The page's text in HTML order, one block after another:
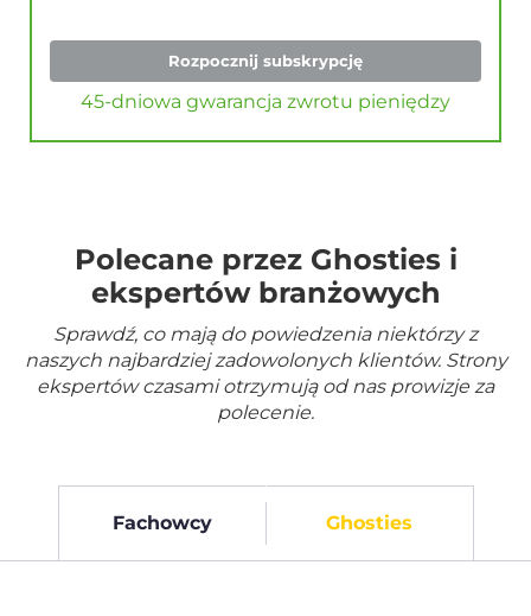
Rozpocznij subskrypcję
45-dniowa gwarancja zwrotu pieniędzy
Polecane przez Ghosties i
ekspertów branżowych
Sprawdź, co mają do powiedzenia niektórzy z
naszych najbardziej zadowolonych klientów. Strony
ekspertów czasami otrzymują od nas prowizje za
polecenie.
Fachowcy Ghosties